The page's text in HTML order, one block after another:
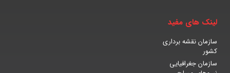
لینک های مفید
سازمان نقشه برداری
کشور
سازمان جغرافیایی